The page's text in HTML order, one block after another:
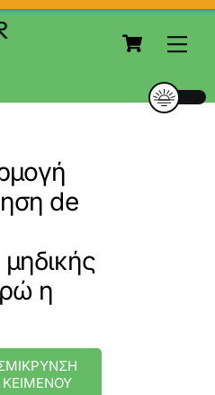
Cart
de
η
ΚΕΙΜΕΝΟΥ